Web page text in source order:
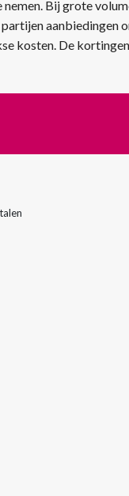
Bij grote
aanbiedingen
kosten. De